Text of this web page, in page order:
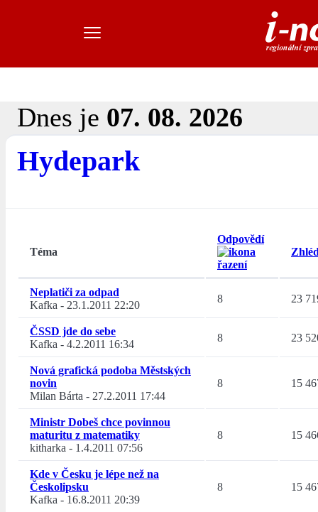
Dnes je 07. 08. 2026
Hydepark
Téma
Odpovědí
Neplatiči za odpad
Kafka - 23.1.2011 22:20
8 23
ČSSD jde do sebe
Kafka - 4.2.2011 16:34
8 23
Nová grafická podoba Městských
novin
Milan Bárta - 27.2.2011 17:44
8 15
Ministr Dobeš chce povinnou
maturitu z matematiky
kitharka - 1.4.2011 07:56
8 15
Kde v Česku je lépe než na
Českolipsku
Kafka - 16.8.2011 20:39
8 15